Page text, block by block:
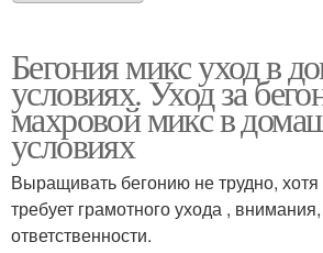
Бегония микс уход в
условиях. Уход за
махровой микс в
условиях
Выращивать бегонию не трудно, хотя
требует грамотного ухода ,
ответственности.